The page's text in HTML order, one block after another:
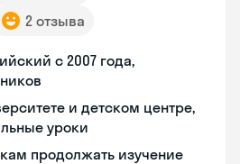
2 отзыва
с 2007 года,
и детском центре,
уроки
продолжать изучение